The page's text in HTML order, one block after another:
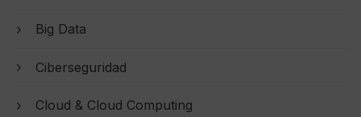
Big Data
Ciberseguridad
Cloud & Cloud Computing